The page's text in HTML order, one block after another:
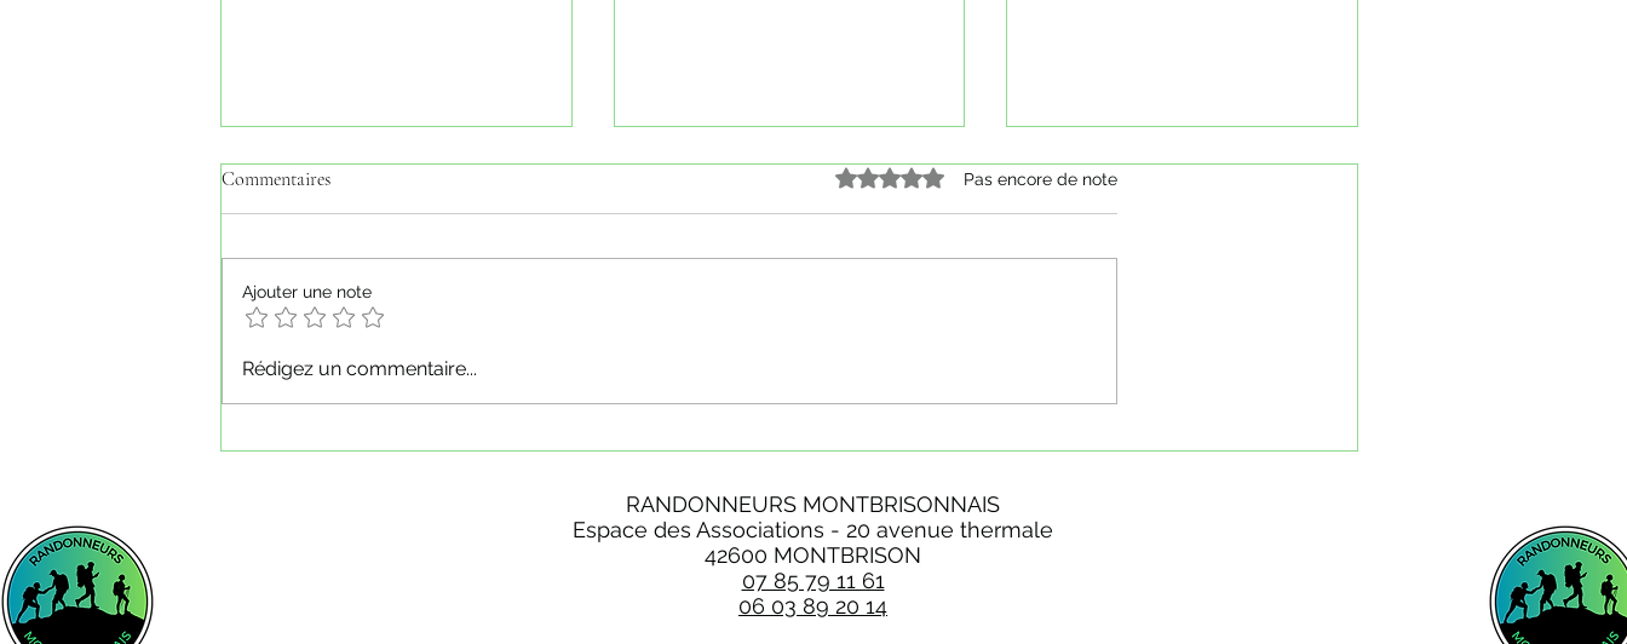
Jeudi 16 juillet 2026 - Haute vallée
Commentaires Noté 0 étoile sur 5.Pas encore de note
Ajouter une note
Rédigez un commentaire...
RANDONNEURS MONTBRISONNAIS
Espace des Associations - 20 avenue thermale
42600 MONTBRISON
07 85 79 11 61
06 03 89 20 14